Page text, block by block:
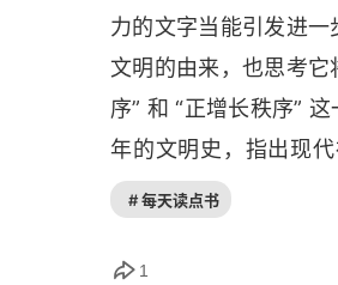
维”。☞在人类历史中
有极少数能摆脱 “时
的意图去塑造未来。
的学问。既然如此，探
当然还是有的。我认为
这样东西就是 “主体间
太重要了。胡塞尔、
力的文字当能引发进
文明的由来，也思考
序” 和 “正增长秩序”
年的文明史，指出现
深。—— 吴国盛（清华
憾的是阅读本书需要
# 每天读点书
1